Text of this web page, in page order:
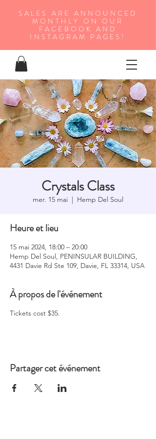
SALES ARE ANNOUNCED
MONTHLY ON OUR
FA CEBOOK AND
INSTAGRAM PAGES!
Crystals Class
mer. 15 mai
  |
Hemp Del Soul
Heure et lieu
15 mai 2024, 18:00 – 20:00
Hemp Del Soul, PENINSULAR BUILDING,
4431 Davie Rd Ste 109, Davie, FL 33314, USA
À propos de l'événement
Tickets cost $35.
Partager cet événement